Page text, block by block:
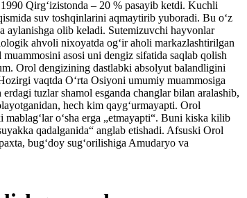
Qirgʻizistonda – 20 % pasayib ketdi. Kuchli
suv toshqinlarini aqmaytirib yuboradi. Bu oʻz
aylanishga olib keladi. Sutemizuvchi hayvonlar
ahvoli nixoyatda ogʻir aholi markazlashtirilgan
asosi uni dengiz sifatida saqlab qolish
Orol dengizining dastlabki absolyut balandligini
vaqtda Oʻrta Osiyoni umumiy muammosiga
tuzlar shamol esganda changlar bilan aralashib,
hech kim qaygʻurmayapti. Orol
oʻsha erga „etmayapti“. Buni kiska kilib
qadalganida“ anglab etishadi. Afsuski Orol
bugʻdoy sugʻorilishiga Amudaryo va